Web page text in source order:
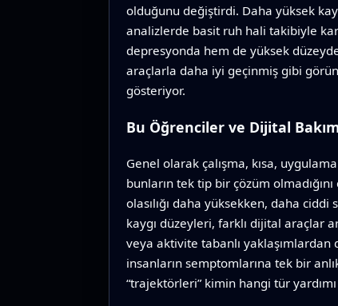
olduğunu değiştirdi. Daha yüksek
analizlerde basit ruh hali takibiyle
depresyonda hem de yüksek
araçlarla daha iyi geçinmiş gibi
gösteriyor.
Bu Öğrenciler ve Dijital
Genel olarak çalışma, kısa,
bunların tek tip bir çözüm
olasılığı daha yüksekken, daha
kaygı düzeyleri, farklı dijital araçlar
veya aktivite tabanlı yaklaşımlardan
insanların semptomlarına tek bir
“trajektörleri” kimin hangi tür